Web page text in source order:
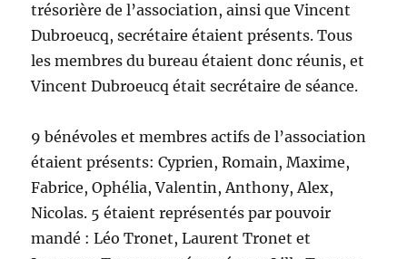
trésorière de l’association, ainsi que Vincent
Dubroeucq, secrétaire étaient présents. Tous
les membres du bureau étaient donc réunis, et
Vincent Dubroeucq était secrétaire de séance.
9 bénévoles et membres actifs de l’association
étaient présents: Cyprien, Romain, Maxime,
Fabrice, Ophélia, Valentin, Anthony, Alex,
Nicolas. 5 étaient représentés par pouvoir
mandé : Léo Tronet, Laurent Tronet et